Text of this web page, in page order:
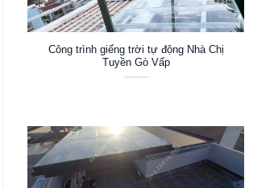
Công trình giếng trời tự động Nhà Chị
Tuyền Gò Vấp